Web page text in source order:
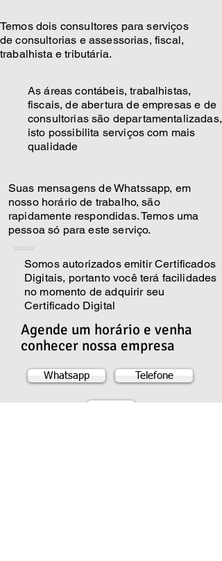
Temos dois consultores para serviços
de consultorias e assessorias, fiscal,
trabalhista e tributária.
As áreas contábeis, trabalhistas,
fiscais, de abertura de empresas e de
consultorias são departamentalizadas,
isto possibilita serviços com mais
qualidade
Suas mensagens de Whatssapp, em
nosso horário de trabalho, são
rapidamente respondidas. Temos uma
pessoa só para este serviço.
Somos autorizados emitir Certificados
Digitais, portanto você terá facilidades
no momento de adquirir seu
Certificado Digital
Agende um horário e venha
conhecer nossa empresa
Whatsapp Telefone